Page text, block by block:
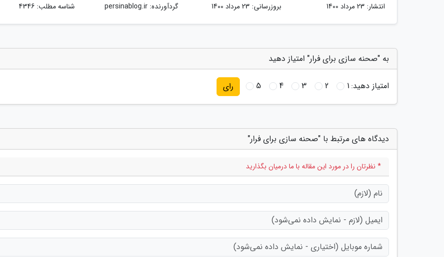
انتشار: 23 مرداد 1400 بروزرسانی: 23 مرداد 1400 گردآورنده:persinablog.ir شناسه مطلب: 4346
به "صحنه سازی برای فرار" امتیاز دهید
امتیاز دهید:1
2
3
4
5 رای
دیدگاه های مرتبط با "صحنه سازی برای فرار"
* نظرتان را در مورد این مقاله با ما درمیان بگذارید